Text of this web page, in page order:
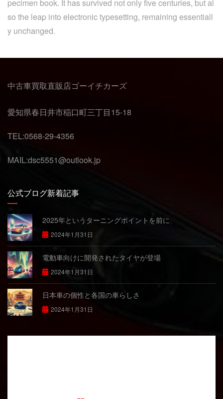
pecimen book. It has survived not only five centuries, but al
so the leap into electronic typesetting, remaining essentiall
y unchanged.
中古車買取直販店ゴーイチカーズ
愛知県春日井市稲口町三丁目15-18
TEL:0568-29-4356
MAIL:dsc5551@outlook.jp
公式ブログ新着記事
2025年というターニングポイントを前に
2024年1月31日
電動車向けに開発されたタイヤが登場
2024年1月31日
日本車の個性と各国の車らしさ
2024年1月31日